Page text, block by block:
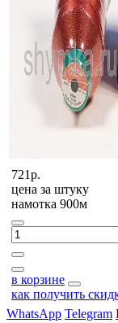
721р.
цена за штуку
намотка 900м
в корзине
как получить
WhatsApp Telegram